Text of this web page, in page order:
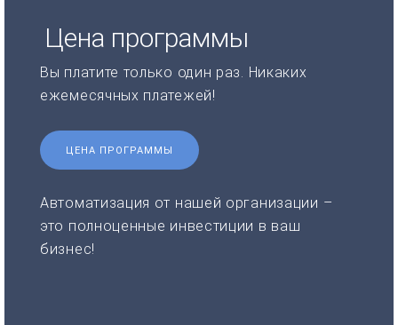
Цена программы
Вы платите только один раз. Никаких
ежемесячных платежей!
ЦЕНА ПРОГРАММЫ
Автоматизация от нашей организации –
это полноценные инвестиции в ваш
бизнес!